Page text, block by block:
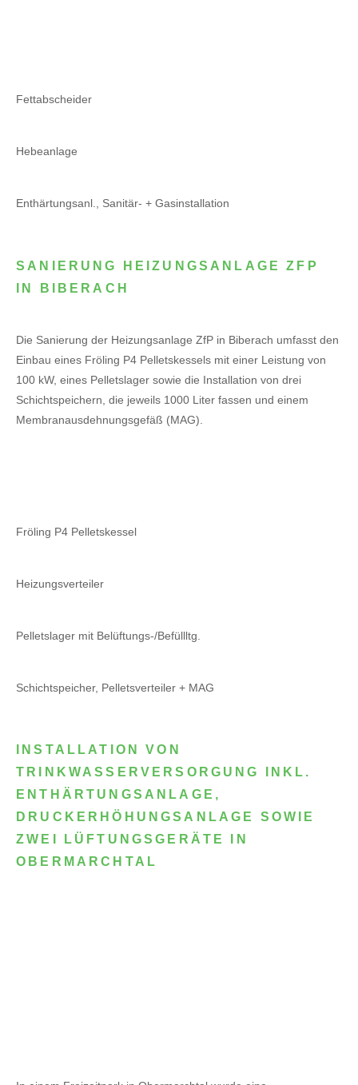
Fettabscheider
Hebeanlage
Enthärtungsanl., Sanitär- + Gasinstallation
SANIERUNG HEIZUNGSANLAGE ZFP
IN BIBERACH
Die Sanierung der Heizungsanlage ZfP in Biberach umfasst den
Einbau eines Fröling P4 Pelletskessels mit einer Leistung von
100 kW, eines Pelletslager sowie die Installation von drei
Schichtspeichern, die jeweils 1000 Liter fassen und einem
Membranausdehnungsgefäß (MAG).
Fröling P4 Pelletskessel
Heizungsverteiler
Pelletslager mit Belüftungs-/Befüllltg.
Schichtspeicher, Pelletsverteiler + MAG
INSTALLATION VON
TRINKWASSERVERSORGUNG INKL.
ENTHÄRTUNGSANLAGE,
DRUCKERHÖHUNGSANLAGE SOWIE
ZWEI LÜFTUNGSGERÄTE IN
OBERMARCHTAL